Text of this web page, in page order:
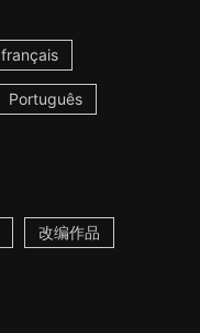
français
Português
改编作品